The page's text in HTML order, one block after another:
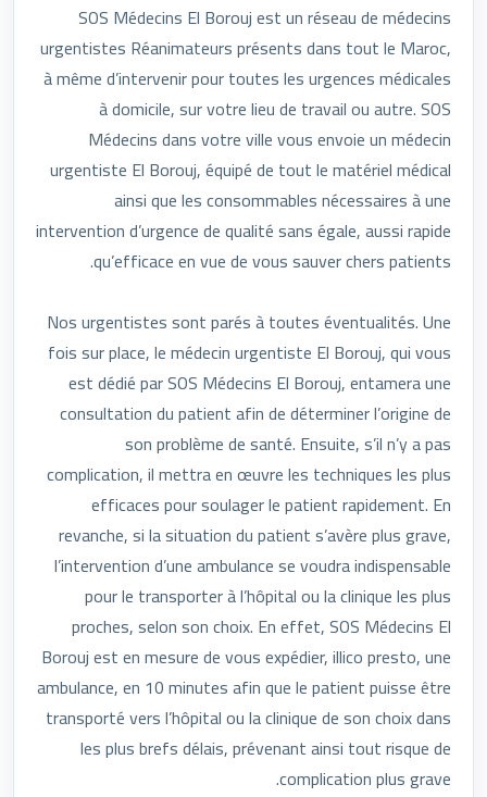
SOS Médecins El Borouj est un réseau de médecins
urgentistes Réanimateurs présents dans tout le Maroc,
à même d’intervenir pour toutes les urgences médicales
à domicile, sur votre lieu de travail ou autre. SOS
Médecins dans votre ville vous envoie un médecin
urgentiste El Borouj, équipé de tout le matériel médical
ainsi que les consommables nécessaires à une
intervention d’urgence de qualité sans égale, aussi rapide
qu’efficace en vue de vous sauver chers patients.
Nos urgentistes sont parés à toutes éventualités. Une
fois sur place, le médecin urgentiste El Borouj, qui vous
est dédié par SOS Médecins El Borouj, entamera une
consultation du patient afin de déterminer l’origine de
son problème de santé. Ensuite, s’il n’y a pas
complication, il mettra en œuvre les techniques les plus
efficaces pour soulager le patient rapidement. En
revanche, si la situation du patient s’avère plus grave,
l’intervention d’une ambulance se voudra indispensable
pour le transporter à l’hôpital ou la clinique les plus
proches, selon son choix. En effet, SOS Médecins El
Borouj est en mesure de vous expédier, illico presto, une
ambulance, en 10 minutes afin que le patient puisse être
transporté vers l’hôpital ou la clinique de son choix dans
les plus brefs délais, prévenant ainsi tout risque de
complication plus grave.